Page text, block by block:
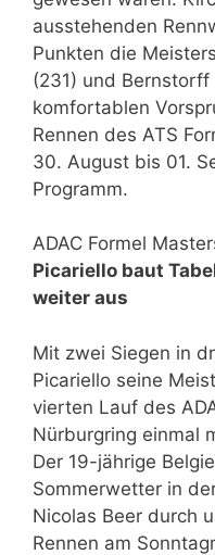
ausstehenden
Punkten die
(231) und
komfortablen
Rennen des ATS
30. August bis 01.
Programm.
ADAC Formel
Picariello baut
weiter aus
Mit zwei Siegen in
Picariello seine
vierten Lauf des
Nürburgring einmal
Der 19-jährige
Sommerwetter in
Nicolas Beer durch
Rennen am